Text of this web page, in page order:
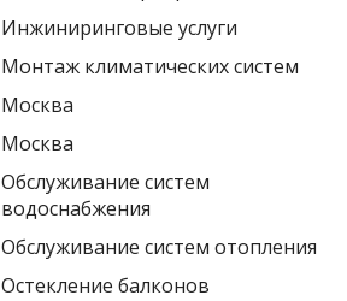
Инжиниринговые услуги
Монтаж климатических систем
Москва
Москва
Обслуживание систем
водоснабжения
Обслуживание систем отопления
Остекление балконов